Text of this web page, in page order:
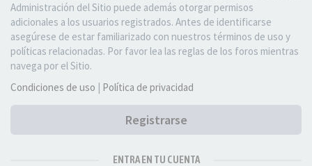
Administración del Sitio puede además otorgar permisos
adicionales a los usuarios registrados. Antes de identificarse
asegúrese de estar familiarizado con nuestros términos de uso y
políticas relacionadas. Por favor lea las reglas de los foros mientras
navega por el Sitio.
Condiciones de uso | Política de privacidad
Registrarse
ENTRA EN TU CUENTA